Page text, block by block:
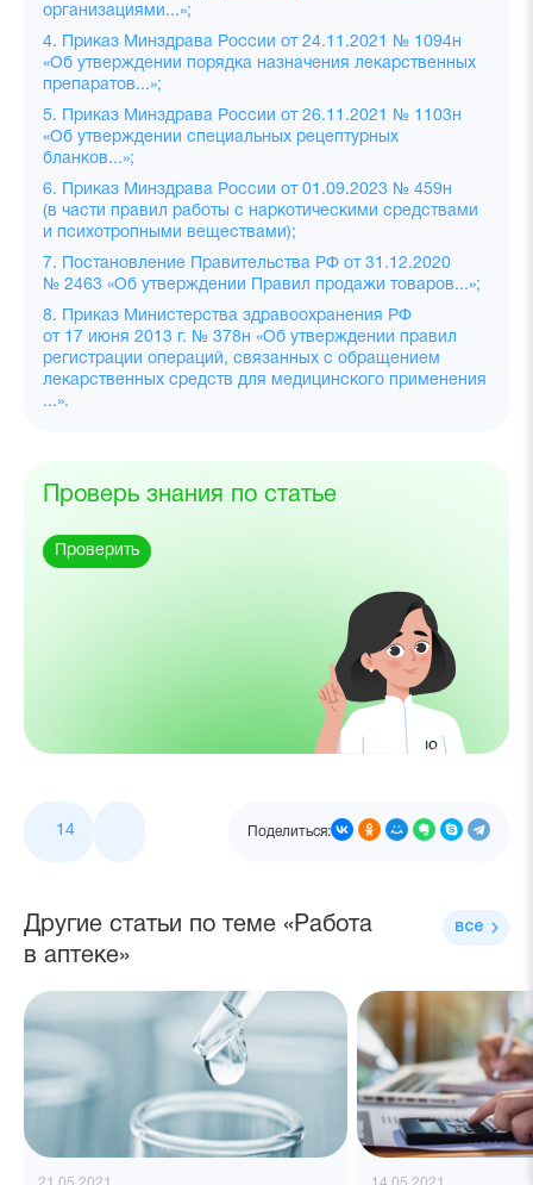
организациями...»;
4. Приказ Минздрава России от 24.11.2021 № 1094н
«Об утверждении порядка назначения лекарственных
препаратов...»;
5. Приказ Минздрава России от 26.11.2021 № 1103н
«Об утверждении специальных рецептурных
бланков...»;
6. Приказ Минздрава России от 01.09.2023 № 459н
(в части правил работы с наркотическими средствами
и психотропными веществами);
7. Постановление Правительства РФ от 31.12.2020
№ 2463 «Об утверждении Правил продажи товаров...»;
8. Приказ Министерства здравоохранения РФ
от 17 июня 2013 г. № 378н «Об утверждении правил
регистрации операций, связанных с обращением
лекарственных средств для медицинского применения
...».
Проверь знания по статье
Проверить
14 Поделиться:
Другие статьи по теме «Работа
в аптеке»
все